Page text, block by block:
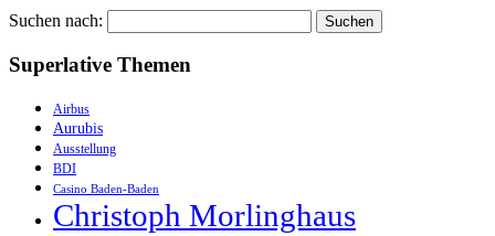
Suchen nach:
Superlative Themen
Airbus
Aurubis
Ausstellung
BDI
Casino Baden-Baden
Christoph Morlinghaus